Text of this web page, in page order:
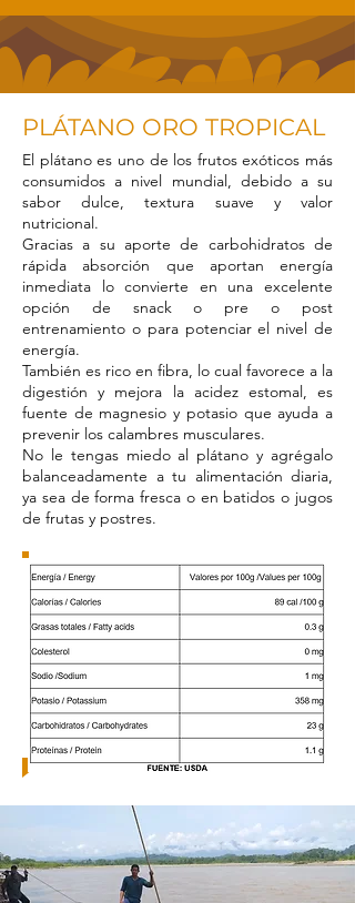
PLÁTANO ORO TROPICAL
El plátano es uno de los frutos exóticos más
consumidos a nivel mundial, debido a su
sabor dulce, textura suave y valor
nutricional.
Gracias a su aporte de carbohidratos de
rápida absorción que aportan energía
inmediata lo convierte en una excelente
opción de snack o pre o post
entrenamiento o para potenciar el nivel de
energía.
También es rico en fibra, lo cual favorece a la
digestión y mejora la acidez estomal , es
fuente de magnesio y potasio que ayuda a
prevenir los calambres musculares.
No le tengas miedo al plátano y agrégalo
balanceadamente a tu alimentación diaria,
ya sea de forma fresca o en batidos o jugos
de frutas y postres.